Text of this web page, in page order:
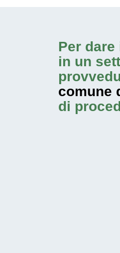
Per
in un
comune
di